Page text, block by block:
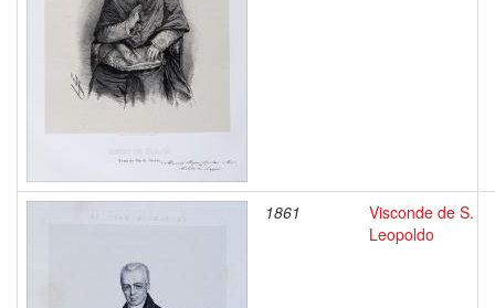
1861
Visconde de S.
Leopoldo